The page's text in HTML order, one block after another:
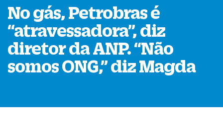
No gás, Petrobras é
“atravessadora”, diz
diretor da ANP.“Não
somos ONG,”diz Magda